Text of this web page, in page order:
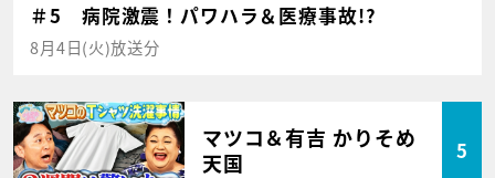
＃5 病院激震！パワハラ＆医療事故!?
8月4日(火)放送分
マツコ＆有吉 かりそめ
天国
5